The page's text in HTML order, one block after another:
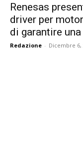
Renesas
driver per
di garantire
Redazione - Dicembre 6,